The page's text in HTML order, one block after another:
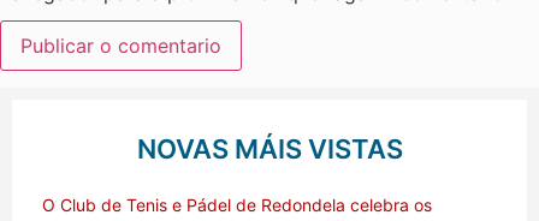
NOVAS MÁIS VISTAS
O Club de Tenis e Pádel de Redondela celebra os